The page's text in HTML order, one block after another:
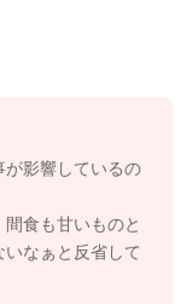
でしたら、ウン
ただく方が安心
2026/6/2 5:58
影響しているの
食も甘いものと
なぁと反省して